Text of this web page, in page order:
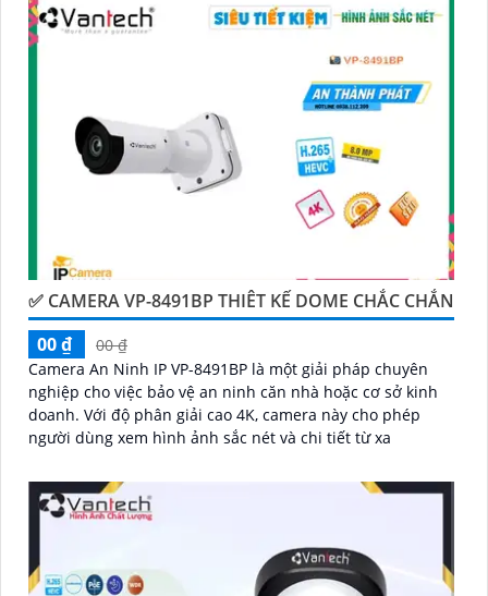
Điểm mạnh của Camera Vantech là chất lượng dịch vụ
tốt và hỗ trợ khách hàng chu đáo. Đội ngũ nhân viên
kỹ thuật chuyên nghiệp của Vantech sẽ giúp bạn lựa
chọn giải pháp camera phù hợp với nhu cầu và ngân
sách của bạn.
Nếu bạn đang tìm kiếm một giải pháp giám sát an
ninh tốt cho ngôi nhà hoặc doanh nghiệp của mình,
Camera Vantech Việt Nam là một lựa chọn hàng đầu
✅ CAMERA VP-8491BP THIÊT KẾ DOME CHẮC CHẮN
00 ₫
00 ₫
Camera An Ninh IP VP-8491BP là một giải pháp chuyên
nghiệp cho việc bảo vệ an ninh căn nhà hoặc cơ sở kinh
doanh. Với độ phân giải cao 4K, camera này cho phép
người dùng xem hình ảnh sắc nét và chi tiết từ xa